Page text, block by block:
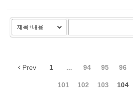
Prev 1 ... 94 95 96
101 102 103 104